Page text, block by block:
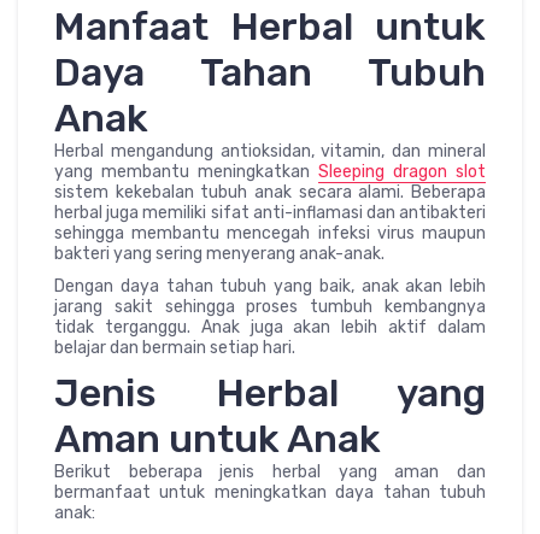
Manfaat Herbal untuk
Daya Tahan Tubuh
Anak
Herbal mengandung antioksidan, vitamin, dan mineral
yang membantu meningkatkan Sleeping dragon slot
sistem kekebalan tubuh anak secara alami. Beberapa
herbal juga memiliki sifat anti-inflamasi dan antibakteri
sehingga membantu mencegah infeksi virus maupun
bakteri yang sering menyerang anak-anak.
Dengan daya tahan tubuh yang baik, anak akan lebih
jarang sakit sehingga proses tumbuh kembangnya
tidak terganggu. Anak juga akan lebih aktif dalam
belajar dan bermain setiap hari.
Jenis Herbal yang
Aman untuk Anak
Berikut beberapa jenis herbal yang aman dan
bermanfaat untuk meningkatkan daya tahan tubuh
anak: